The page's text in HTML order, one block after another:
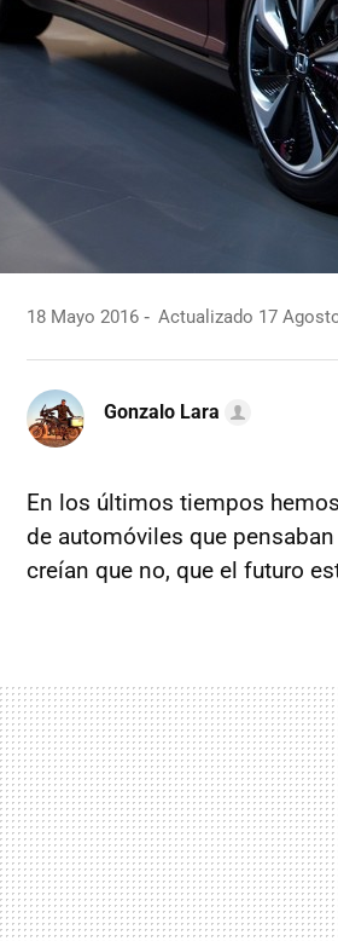
18 Mayo 2016 Actualizado 17
Gonzalo Lara
En los últimos tiempos
de automóviles que
creían que no, que el futuro